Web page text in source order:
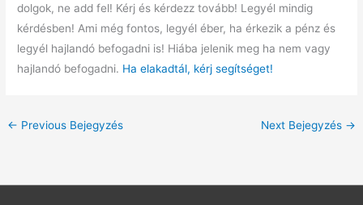
dolgok, ne add fel! Kérj és kérdezz tovább! Legyél mindig
kérdésben! Ami még fontos, legyél éber, ha érkezik a pénz és
legyél hajlandó befogadni is! Hiába jelenik meg ha nem vagy
hajlandó befogadni. Ha elakadtál, kérj segítséget!
← Previous Bejegyzés Next Bejegyzés →